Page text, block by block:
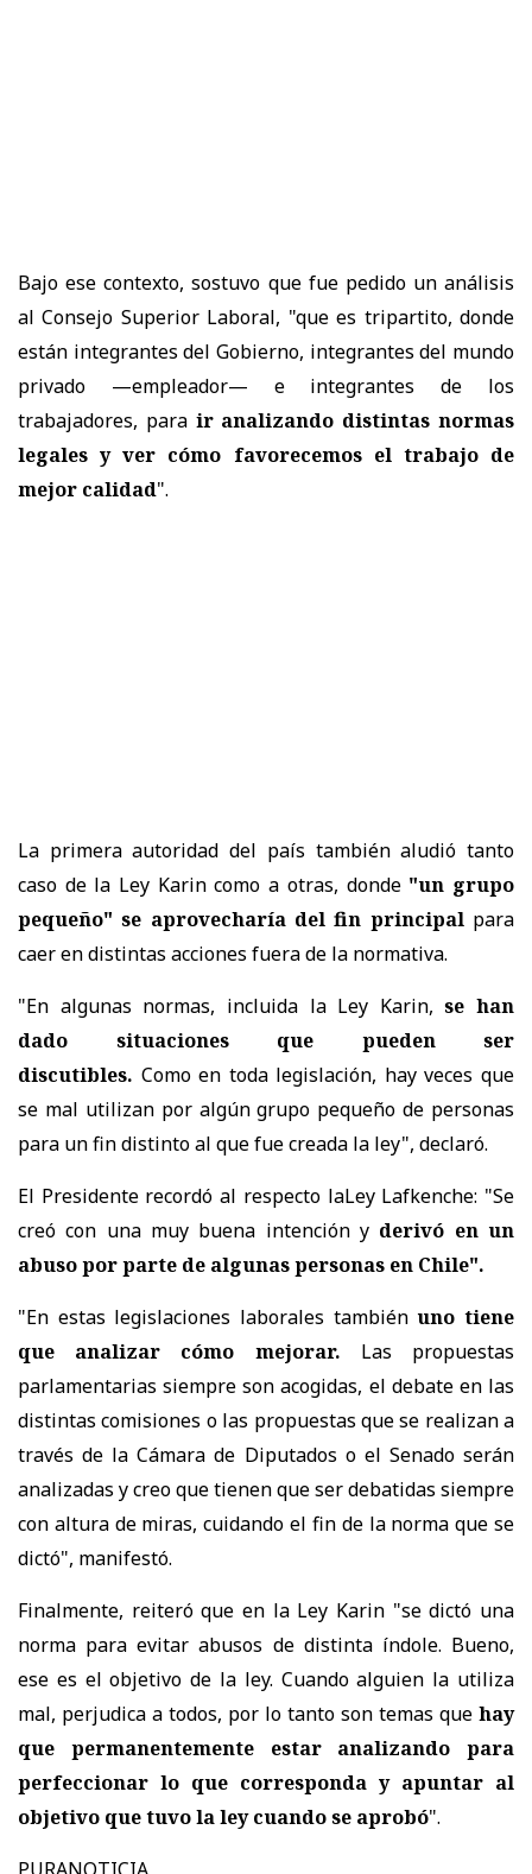
Bajo ese contexto,sostuvo que fue pedido un análisis
al Consejo Superior Laboral, "que es tripartito, donde
están integrantes del Gobierno, integrantes del mundo
privado —empleador— e integrantes de los
trabajadores, parair analizando distintas normas
legales y ver cómo favorecemos el trabajo de
mejor calidad".
La primera autoridad del país también aludió tanto
caso de la Ley Karin como a otras, donde "un grupo
pequeño" se aprovecharía del fin principal para
caer en distintas acciones fuera de la normativa.
"En algunas normas, incluida la Ley Karin, se han
dado situaciones que pueden ser
discutibles. Como en toda legislación, hay veces que
se mal utilizan por algún grupo pequeño de personas
para un fin distinto al que fue creada la ley", declaró.
El Presidente recordó al respecto laLey Lafkenche: "Se
creó con una muy buena intención y derivó en un
abuso por parte de algunas personas en Chile".
"En estas legislaciones laborales tambiénuno tiene
que analizar cómo mejorar.
Las propuestas
parlamentarias siempre son acogidas, el debate en las
distintas comisiones o las propuestas que se realizan a
través de la Cámara de Diputados o el Senado serán
analizadas y creo que tienen que ser debatidas siempre
con altura de miras, cuidando el fin de la norma que se
dictó", manifestó.
Finalmente, reiteró que en la Ley Karin "se dictó una
norma para evitar abusos de distinta índole. Bueno,
ese es el objetivo de la ley. Cuando alguien la utiliza
mal, perjudica a todos, por lo tanto son temas que hay
que permanentemente estar analizando para
perfeccionar lo que corresponda y apuntar al
objetivo que tuvo la ley cuando se aprobó".
PURANOTICIA